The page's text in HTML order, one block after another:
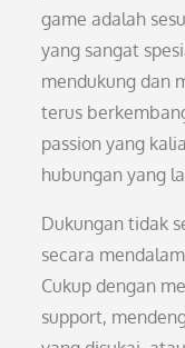
game adalah
yang sangat
mendukung dan
terus
passion yang
hubungan yang
Dukungan tidak
secara
Cukup dengan
support,